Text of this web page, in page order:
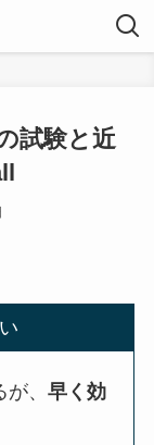
試験と近
が、早く効